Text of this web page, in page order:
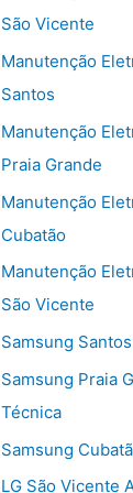
São Vicente
Manutenção
Santos
Manutenção
Praia Grande
Manutenção
Cubatão
Manutenção
São Vicente
Samsung
Samsung Praia
Técnica
Samsung
LG São Vicente